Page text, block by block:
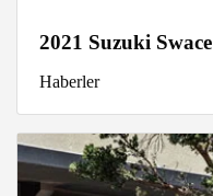
2021 Suzuki
Haberler